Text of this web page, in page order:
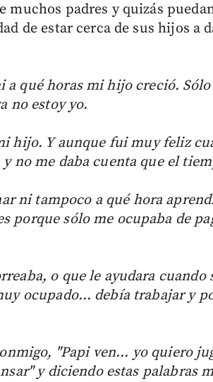
muchos padres y quizás
de estar cerca de sus hijos a
qué horas mi hijo creció. Sólo
no estoy yo.
hijo. Y aunque fui muy feliz
no me daba cuenta que el
ni tampoco a qué hora
porque sólo me ocupaba de
o que le ayudara cuando
ocupado… debía trabajar y
"Papi ven... yo quiero
y diciendo estas palabras